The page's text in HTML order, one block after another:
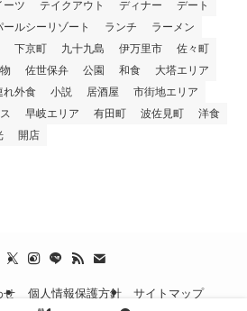
ーツ テイクアウト ディナー
デート
ールシーリゾート ランチ
ラーメン
下京町 九十九島 伊万里市
佐々町
佐世保弁 公園 和食
大塔エリア
れ外食 小説 居酒屋
市街地エリア
早岐エリア 有田町 波佐見町
洋食
開店
せ 個人情報保護方針 サイトマップ